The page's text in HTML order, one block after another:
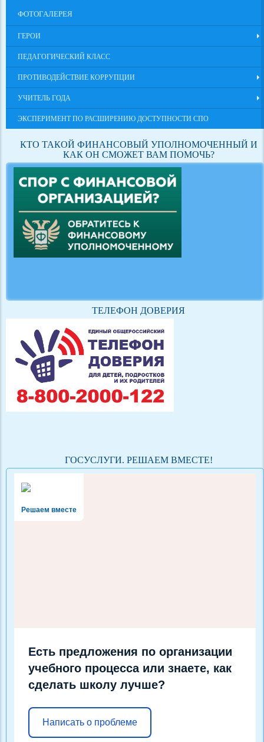
ФОТОГАЛЕРЕЯ
ГЕРОИ
ПЕДАГОГИЧЕСКИЙ КЛАСС
ПРОТИВОДЕЙСТВИЕ КОРРУПЦИИ
УЧИТЕЛЬ ГОДА
ЭКСПЕРИМЕНТ ПО РАСШИРЕНИЮ ДОСТУПНОСТИ СПО
КТО ТАКОЙ ФИНАНСОВЫЙ УПОЛНОМОЧЕННЫЙ И
КАК ОН СМОЖЕТ ВАМ ПОМОЧЬ?
ТЕЛЕФОН ДОВЕРИЯ
ГОСУСЛУГИ. РЕШАЕМ ВМЕСТЕ!
Решаем вместе
Есть предложения по организации
учебного процесса или знаете, как
сделать школу лучше?
Написать о проблеме